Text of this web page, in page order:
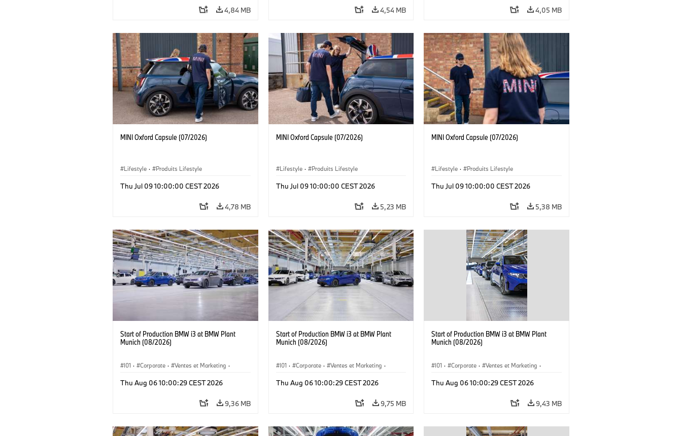
4,84 MB 4,54 MB 4,05 MB
MINI Oxford Capsule (07/2026)
Lifestyle · Produits Lifestyle
Thu Jul 09 10:00:00 CEST 2026
4,78 MB
MINI Oxford Capsule (07/2026)
Lifestyle · Produits Lifestyle
Thu Jul 09 10:00:00 CEST 2026
5,23 MB
MINI Oxford Capsule (07/2026)
Lifestyle · Produits Lifestyle
Thu Jul 09 10:00:00 CEST 2026
5,38 MB
Start of Production BMW i3 at BMW Plant
Munich (08/2026)
I01 · Corporate · Ventes et Marketing ·
Thu Aug 06 10:00:29 CEST 2026
9,36 MB
Start of Production BMW i3 at BMW Plant
Munich (08/2026)
I01 · Corporate · Ventes et Marketing ·
Thu Aug 06 10:00:29 CEST 2026
9,75 MB
Start of Production BMW i3 at BMW Plant
Munich (08/2026)
I01 · Corporate · Ventes et Marketing ·
Thu Aug 06 10:00:29 CEST 2026
9,43 MB